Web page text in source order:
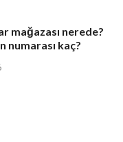
mağazası nerede?
numarası kaç?